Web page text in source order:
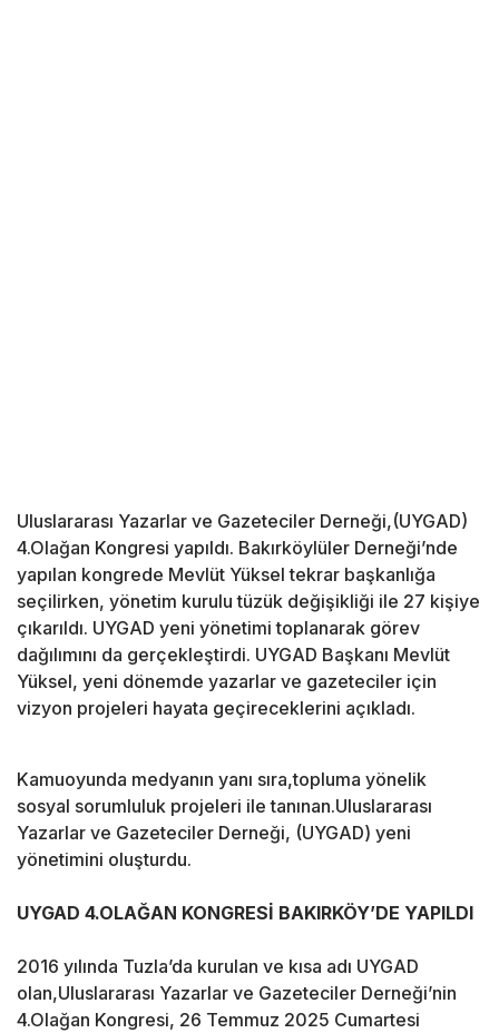
Uluslararası Yazarlar ve Gazeteciler Derneği,(UYGAD)
4.Olağan Kongresi yapıldı. Bakırköylüler Derneği’nde
yapılan kongrede Mevlüt Yüksel tekrar başkanlığa
seçilirken, yönetim kurulu tüzük değişikliği ile 27 kişiye
çıkarıldı. UYGAD yeni yönetimi toplanarak görev
dağılımını da gerçekleştirdi. UYGAD Başkanı Mevlüt
Yüksel, yeni dönemde yazarlar ve gazeteciler için
vizyon projeleri hayata geçireceklerini açıkladı.
Kamuoyunda medyanın yanı sıra,topluma yönelik
sosyal sorumluluk projeleri ile tanınan.Uluslararası
Yazarlar ve Gazeteciler Derneği, (UYGAD) yeni
yönetimini oluşturdu.
UYGAD 4.OLAĞAN KONGRESİ BAKIRKÖY’DE YAPILDI
2016 yılında Tuzla’da kurulan ve kısa adı UYGAD
olan,Uluslararası Yazarlar ve Gazeteciler Derneği’nin
4.Olağan Kongresi, 26 Temmuz 2025 Cumartesi